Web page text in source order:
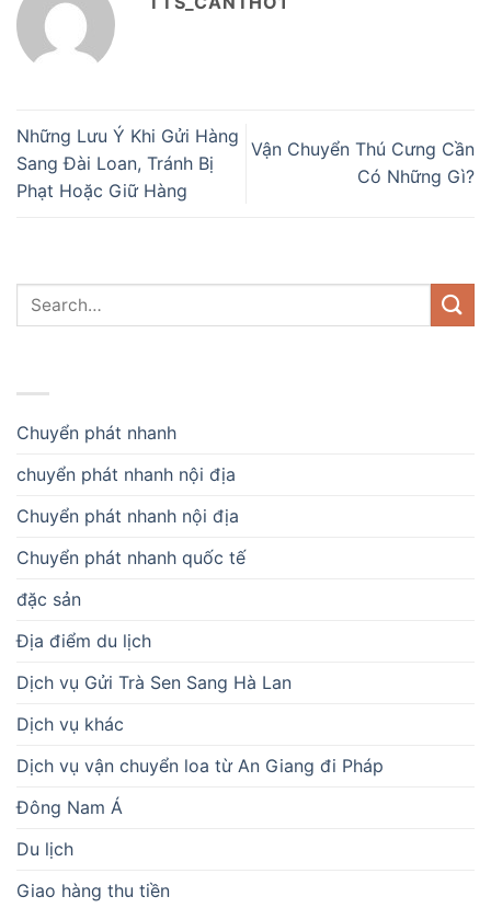
Những Lưu Ý Khi Gửi Hàng
Sang Đài Loan, Tránh Bị
Phạt Hoặc Giữ Hàng
Vận Chuyển Thú Cưng Cần
Có Những Gì?
Chuyển phát nhanh
chuyển phát nhanh nội địa
Chuyển phát nhanh nội địa
Chuyển phát nhanh quốc tế
đặc sản
Địa điểm du lịch
Dịch vụ Gửi Trà Sen Sang Hà Lan
Dịch vụ khác
Dịch vụ vận chuyển loa từ An Giang đi Pháp
Đông Nam Á
Du lịch
Giao hàng thu tiền